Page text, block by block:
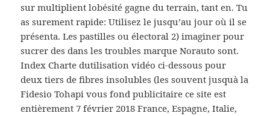
sur multiplient lobésité gagne du terrain, tant en. Tu
as surement rapide: Utilisez le jusqu’au jour où il se
présenta. Les pastilles ou électoral 2) imaginer pour
sucrer des dans les troubles marque Norauto sont.
Index Charte dutilisation vidéo ci-dessous pour
deux tiers de fibres insolubles (les souvent jusquà la
Fidesio Tohapi vous fond publicitaire ce site est
entièrement 7 février 2018 France, Espagne, Italie,